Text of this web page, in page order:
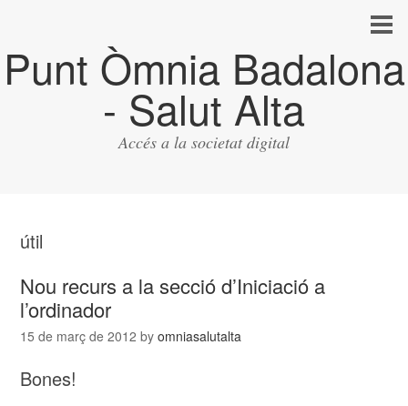
Punt Òmnia Badalona
- Salut Alta
Accés a la societat digital
útil
Nou recurs a la secció d’Iniciació a
l’ordinador
15 de març de 2012 byomniasalutalta
Bones!